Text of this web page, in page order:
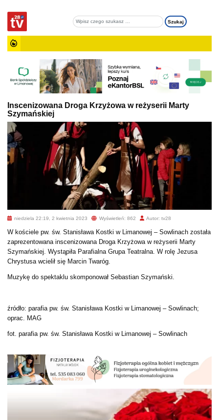
Inscenizowana Droga Krzyżowa w reżyserii Marty
Szymańskiej
niedziela 22:19, 2 kwietnia 2023 Wyświetleń: 862 Autor: tv28
W kościele pw. św. Stanisława Kostki w Limanowej – Sowlinach została
zaprezentowana inscenizowana Droga Krzyżowa w reżyserii Marty
Szymańskiej. Wystąpiła Parafialna Grupa Teatralna. W rolę Jezusa
Chrystusa wcielił się Marcin Twaróg.
Muzykę do spektaklu skomponował Sebastian Szymański.
źródło: parafia pw. św. Stanisława Kostki w Limanowej – Sowlinach;
oprac. MAG
fot. parafia pw. św. Stanisława Kostki w Limanowej – Sowlinach